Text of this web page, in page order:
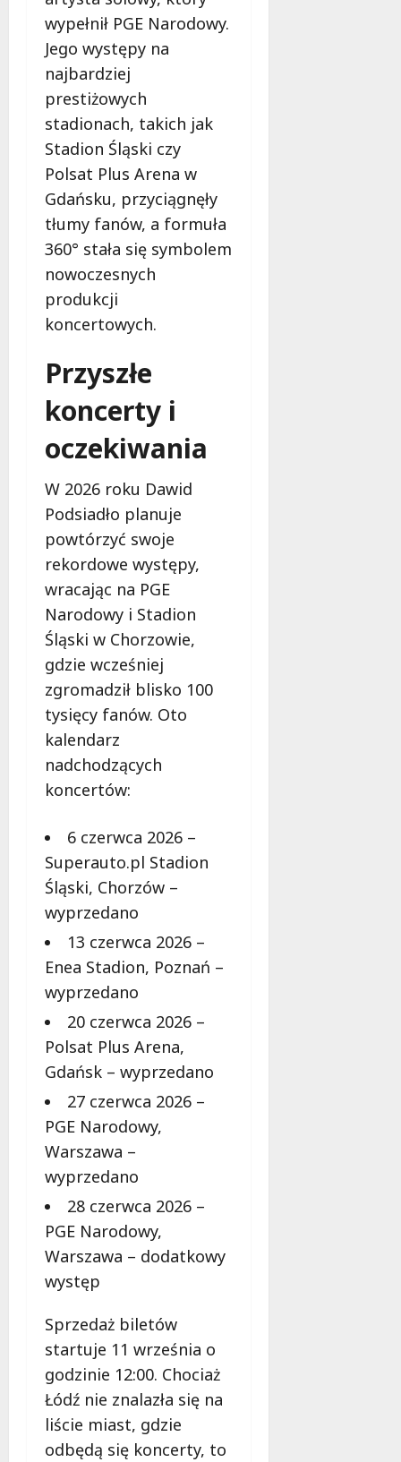
wypełnił PGE Narodowy.
Jego występy na
najbardziej
prestiżowych
stadionach, takich jak
Stadion Śląski czy
Polsat Plus Arena w
Gdańsku, przyciągnęły
tłumy fanów, a formuła
360° stała się symbolem
nowoczesnych
produkcji
koncertowych.
Przyszłe
koncerty i
oczekiwania
W 2026 roku Dawid
Podsiadło planuje
powtórzyć swoje
rekordowe występy,
wracając na PGE
Narodowy i Stadion
Śląski w Chorzowie,
gdzie wcześniej
zgromadził blisko 100
tysięcy fanów. Oto
kalendarz
nadchodzących
koncertów:
6 czerwca 2026 –
Superauto.pl Stadion
Śląski, Chorzów –
wyprzedano
13 czerwca 2026 –
Enea Stadion, Poznań –
wyprzedano
20 czerwca 2026 –
Polsat Plus Arena,
Gdańsk – wyprzedano
27 czerwca 2026 –
PGE Narodowy,
Warszawa –
wyprzedano
28 czerwca 2026 –
PGE Narodowy,
Warszawa – dodatkowy
występ
Sprzedaż biletów
startuje 11 września o
godzinie 12:00. Chociaż
Łódź nie znalazła się na
liście miast, gdzie
odbędą się koncerty, to